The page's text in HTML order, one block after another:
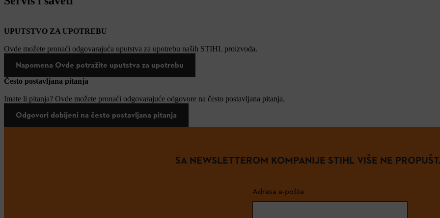
UPUTSTVO ZA UPOTREBU
Ovde možete pronaći odgovarajuća uputstva za upotrebu naših STIHL proizvoda.
Napomena Ovde potražite uputstva za upotrebu
Često postavljana pitanja
Imate li pitanja? Ovde možete pronaći odgovarajuće odgovore na često postavljana pitanja.
Odgovori dobijeni na često postavljana pitanja
SA NEWSLETTEROM KOMPANIJE STIHL VIŠE NE
Adresa e-pošte